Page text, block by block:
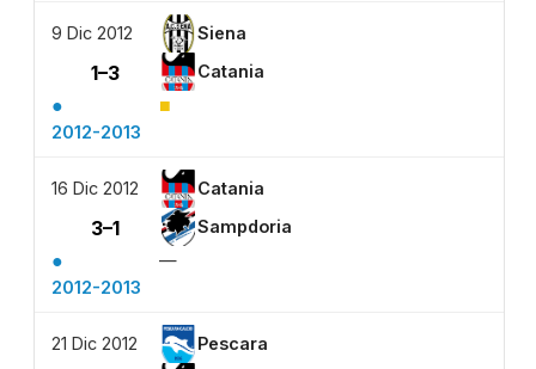
9 Dic 2012 Siena
1–3 Catania
● ■
2012-2013
16 Dic 2012 Catania
3–1 Sampdoria
●
—
2012-2013
21 Dic 2012 Pescara